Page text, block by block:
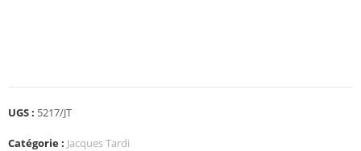
UGS : 5217/JT
Catégorie : Jacques Tardi